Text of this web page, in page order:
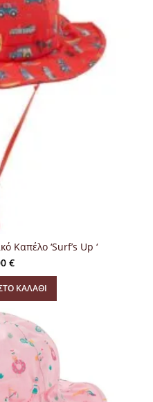
Καπέλο ‘Surf’s Up ‘
€
ΚΑΛΆΘΙ